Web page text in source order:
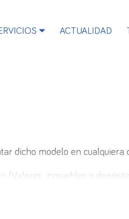
ACTUALIDAD
dicho modelo en cualquiera
(Valores, inmuebles o
declarado.